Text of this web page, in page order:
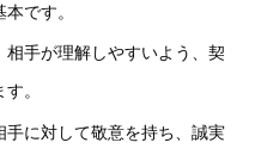
です。
相手が理解しやすいよう、契
。
手に対して敬意を持ち、誠実